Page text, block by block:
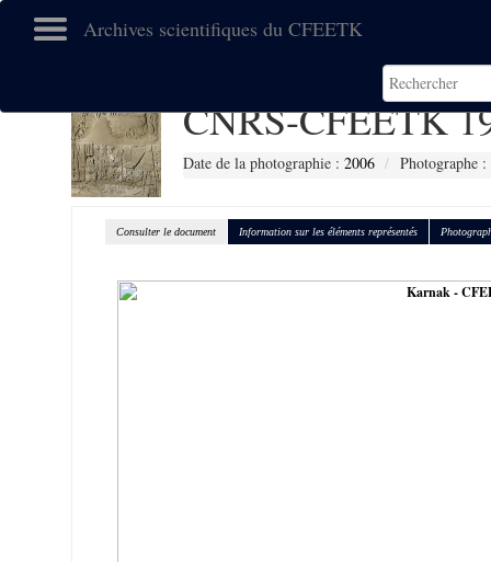
Archives scientifiques du CFEETK
CNRS-CFEETK
Date de la photographie : 2006 Photographe
Consulter le document Information sur les éléments représentés